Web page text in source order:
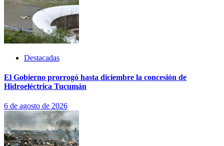
Destacadas
El Gobierno prorrogó hasta diciembre la concesión de
Hidroeléctrica Tucumán
6 de agosto de 2026